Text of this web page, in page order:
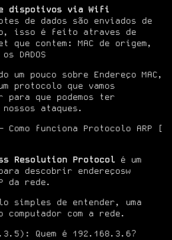
dispotivos via Wifi
de dados são enviados de
isso é feito atraves de
que contem: MAC de origem,
DADOS
um pouco sobre Endereço MAC,
protocolo que vamos
para que podemos ter
nossos ataques.
Resolution Protocol é um
descobrir endereçosw
da rede.
simples de entender, uma
computador com a rede.
Quem é 192.168.3.6?